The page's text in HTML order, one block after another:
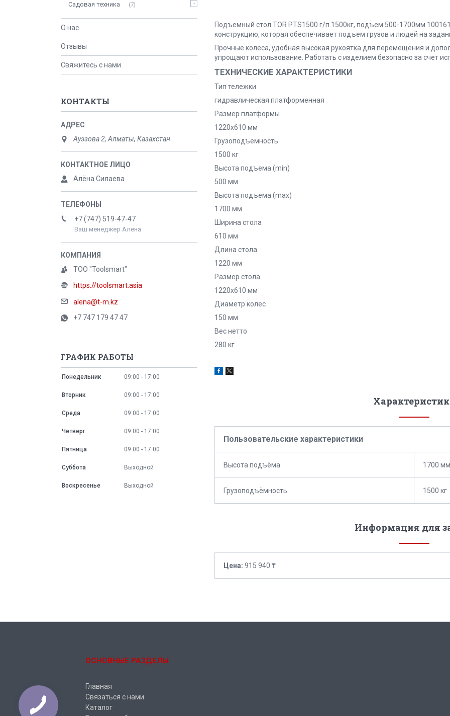
Подъемный cтол TOR PTS1500 г/п 1500кг, подъем 500-1700мм
конструкцию, которая обеспечивает подъем грузов и людей на
Прочные колеса, удобная высокая рукоятка для перемещения и
упрощают использование. Работать с изделием безопасно за счет
ТЕХНИЧЕСКИЕ ХАРАКТЕРИСТИКИ
Тип тележки
гидравлическая платформенная
Размер платформы
1220х610 мм
Грузоподъемность
1500 кг
Высота подъема (min)
500 мм
Высота подъема (max)
1700 мм
Ширина стола
610 мм
Длина стола
1220 мм
Размер стола
1220х610 мм
Диаметр колес
150 мм
Вес нетто
280 кг
Пользовательские характеристики
Высота подъёма 1700 мм
Грузоподъёмность 1500 кг
Информация для
Цена: 915 940 ₸
Садовая техника 7
О нас
Отзывы
Свяжитесь с нами
КОНТАКТЫ
Ауэзова 2, Алматы, Казахстан
Алёна Силаева
+7 (747) 519-47-47
Ваш менеджер Алена
ТОО "Toolsmart"
https://toolsmart.asia
alena@t-m.kz
+7 747 179 47 47
ГРАФИК РАБОТЫ
Понедельник 09:00 17:00
Вторник 09:00 17:00
Среда 09:00 17:00
Четверг 09:00 17:00
Пятница 09:00 17:00
Суббота Выходной
Воскресенье Выходной
ОСНОВНЫЕ РАЗДЕЛЫ
Главная
Связаться с нами
Каталог